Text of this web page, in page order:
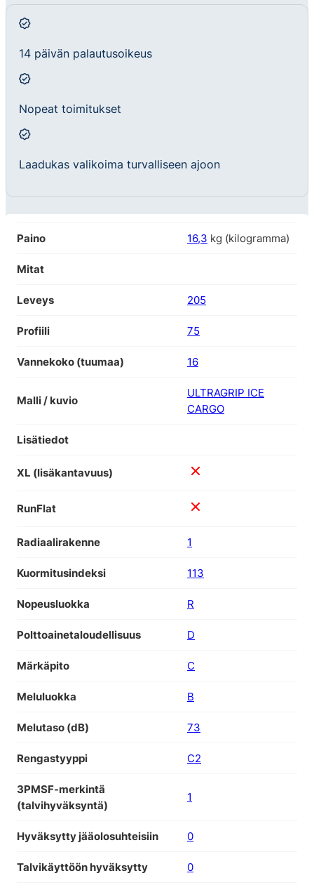
14 päivän palautusoikeus
Nopeat toimitukset
Laadukas valikoima turvalliseen ajoon
Paino 16,3 kg (kilogramma)
Mitat
Leveys 205
Profiili 75
Vannekoko (tuumaa) 16
Malli / kuvio
ULTRAGRIP ICE
CARGO
Lisätiedot
XL (lisäkantavuus)
RunFlat
Radiaalirakenne 1
Kuormitusindeksi 113
Nopeusluokka R
Polttoainetaloudellisuus D
Märkäpito C
Meluluokka B
Melutaso (dB) 73
Rengastyyppi C2
3PMSF-merkintä
(talvihyväksyntä)
1
Hyväksytty jääolosuhteisiin 0
Talvikäyttöön hyväksytty 0